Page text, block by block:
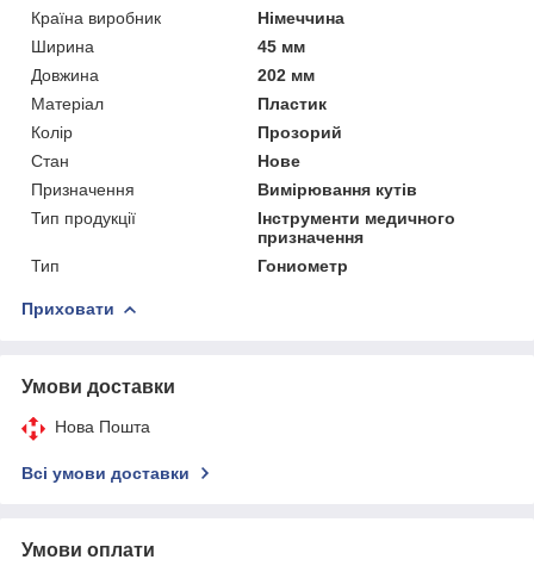
Країна виробник
Німеччина
Ширина
45 мм
Довжина
202 мм
Матеріал
Пластик
Колір
Прозорий
Стан
Нове
Призначення
Вимірювання кутів
Тип продукції
Інструменти медичного
призначення
Тип
Гониометр
Приховати
Умови доставки
Нова Пошта
Всі умови доставки
Умови оплати